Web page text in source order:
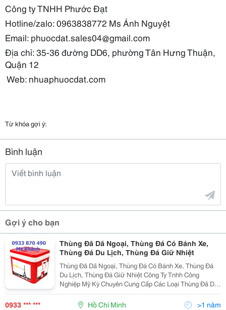
Công ty TNHH Phước Đạt
Hotline/zalo: 0963838772 Ms Ánh Nguyệt
Email: phuocdat.sales04@gmail.com
Địa chỉ: 35-36 đường DD6, phường Tân Hưng Thuận,
Quận 12
Web: nhuaphuocdat.com
Từ khóa gợi ý:
Bình luận
Gợi ý cho bạn
Thùng Đã Dã Ngoại, Thùng Đá Có Bánh Xe,
Thùng Đá Du Lịch, Thùng Đá Giữ Nhiệt
Thùng Đã Dã Ngoại, Thùng Đá Có Bánh Xe, Thùng Đá
Du Lịch, Thùng Đá Giữ Nhiệt Công Ty Tnhh Công
Nghiệp Mỹ Kỳ Chuyên Cung Cấp Các Loại Thùng Đã Dã
Ngoại, Thùng Đá Có Bánh Xe, Thùng Đá Du Lịch, Thùng
Đá Giữ Nhiệt Tại Thành Phố Hồ Chí Minh , Sản Phẩm
0933 *** *** Hồ Chí Minh >1 năm